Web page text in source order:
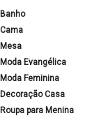
Banho
Cama
Mesa
Moda Evangélica
Moda Feminina
Decoração Casa
Roupa para Menina